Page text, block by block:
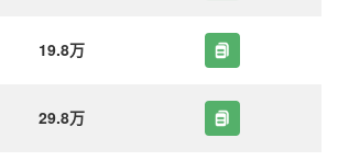
19.8万
29.8万